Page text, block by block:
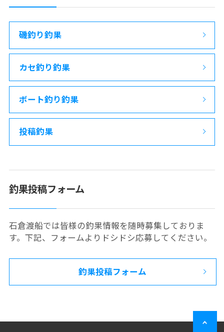
磯釣り釣果
カセ釣り釣果
ボート釣り釣果
投稿釣果
釣果投稿フォーム
石倉渡船では皆様の釣果情報を随時募集しておりま
す。下記、フォームよりドシドシ応募してください。
釣果投稿フォーム